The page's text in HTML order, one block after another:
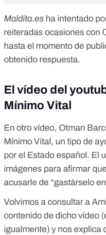
Maldita.es ha intentado
reiteradas ocasiones con
hasta el momento de
obtenido respuesta.
El vídeo del
Mínimo Vital
En otro vídeo, Otman
Mínimo Vital, un tipo de
por el Estado español. El
imágenes para afirmar
acusarle de “gastárselo
Volvimos a consultar a
contenido de dicho vídeo
igualmente) y nos explica